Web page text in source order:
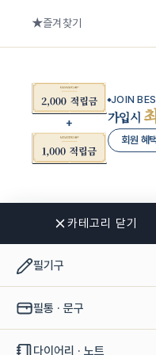
즐겨찾기
JOIN
가입시
회원 혜
카테고리 닫기
필기구
필통 · 문구
다이어리 · 노트
신상품